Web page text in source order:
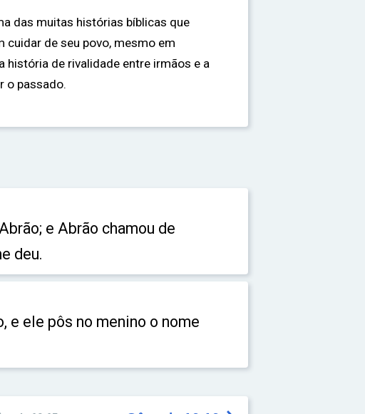
das muitas histórias bíblicas que
cuidar de seu povo, mesmo em
história de rivalidade entre irmãos e a
o passado.
e Abrão chamou de
deu.
e ele pôs no menino o nome